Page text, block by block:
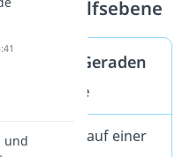
mit Hilfsebene
paralleler Geraden
Hilfsebene
Punkt P auf einer
und